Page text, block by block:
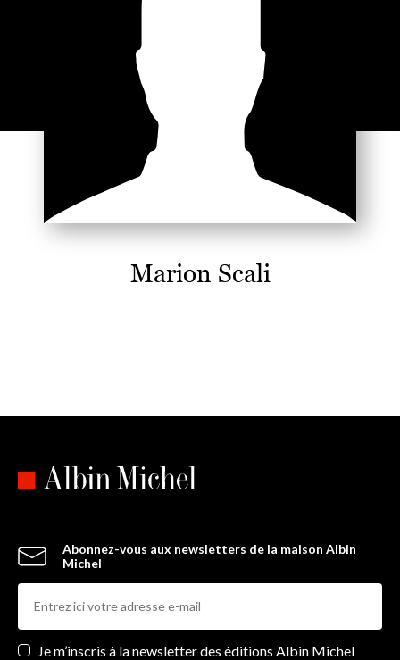
Marion Scali
Abonnez-vous aux newsletters de la maison Albin
Michel
Newsletters
Je m’inscris à la newsletter des éditions Albin Michel